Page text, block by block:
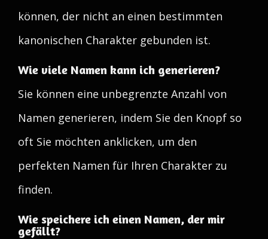
können, der nicht an einen bestimmten
kanonischen Charakter gebunden ist.
Wie viele Namen kann ich generieren?
Sie können eine unbegrenzte Anzahl von
Namen generieren, indem Sie den Knopf so
oft Sie möchten anklicken, um den
perfekten Namen für Ihren Charakter zu
finden.
Wie speichere ich einen Namen, der mir
gefällt?